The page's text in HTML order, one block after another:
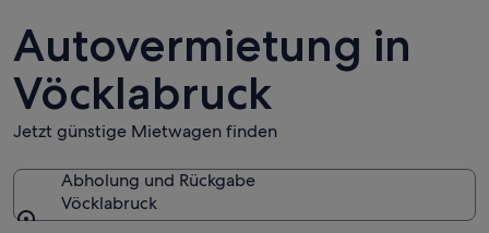
Autovermietung in
Vöcklabruck
Jetzt günstige Mietwagen finden
Abholung und Rückgabe
Vöcklabruck